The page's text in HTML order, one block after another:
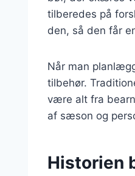
tilberedes på
den, så den får
Når man
tilbehør.
være alt fra
af sæson og
Historien